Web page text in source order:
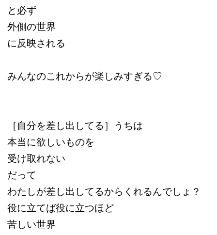
と必ず
外側の世界
に反映される
みんなのこれからが楽しみすぎる♡
［自分を差し出してる］
うちは
本当に欲しいものを
受け取れない
だって
わたしが差し出してるからくれるんでしょ？
役に立てば役に立つほど
苦しい世界